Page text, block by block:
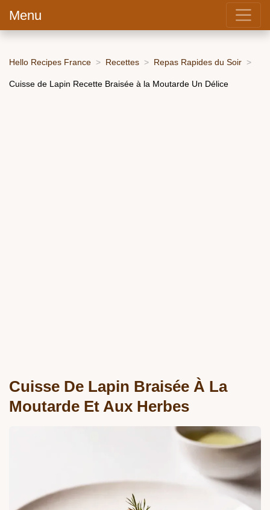
Menu
Hello Recipes France Recettes Repas Rapides du Soir
Cuisse de Lapin Recette Braisée à la Moutarde Un Délice
Cuisse De Lapin Braisée À La
Moutarde Et Aux Herbes